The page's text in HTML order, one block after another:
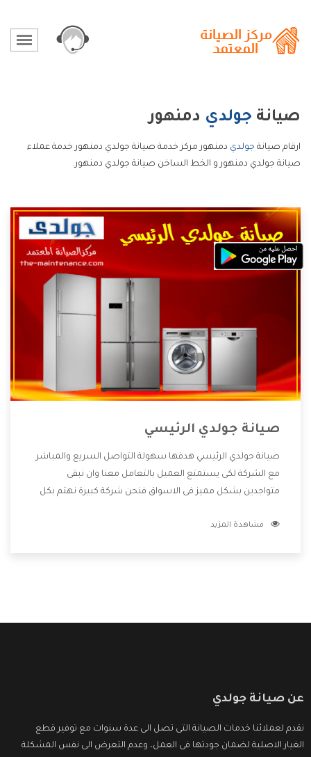
صيانة جولدي دمنهور
ارقام صيانة جولدي دمنهور مركز خدمة صيانة جولدي دمنهور خدمة عملاء
صيانة جولدي دمنهور و الخط الساخن صيانة جولدي دمنهور.
صيانة جولدي الرئيسي
صيانة جولدي الرئيسي هدفها سهولة التواصل السريع والمباشر
مع الشركة لكى يستمتع العميل بالتعامل معنا وان نبقى
متواجدين بشكل مميز فى الاسواق فنحن شركة كبيرة نهتم بكل
الشركة بها والتى تكون منها خدمة الصيانة التى تكون من أهم
مشاهدة المزيد
عن صيانة جولدي
نقدم لعملائنا خدمات الصيانة التى تصل الى عدة سنوات مع توفير قطع
الغيار الاصلية لضمان جودتها فى العمل، وعدم التعرض الى نفس المشكلة